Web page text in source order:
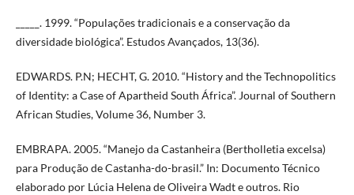
_____. 1999. “Populações tradicionais e a conservação da
diversidade biológica”. Estudos Avançados, 13(36).
EDWARDS. P.N; HECHT, G. 2010. “History and the Technopolitics
of Identity: a Case of Apartheid South África”. Journal of Southern
African Studies, Volume 36, Number 3.
EMBRAPA. 2005. “Manejo da Castanheira (Bertholletia excelsa)
para Produção de Castanha-do-brasil.” In: Documento Técnico
elaborado por Lúcia Helena de Oliveira Wadt e outros. Rio